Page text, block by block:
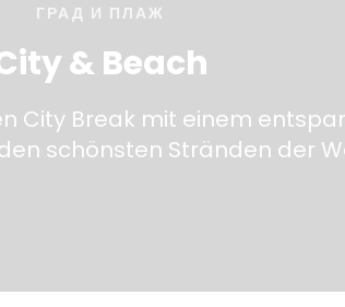
ГРАД И ПЛАЖ
& Beach
City Break mit einem
schönsten Stränden der